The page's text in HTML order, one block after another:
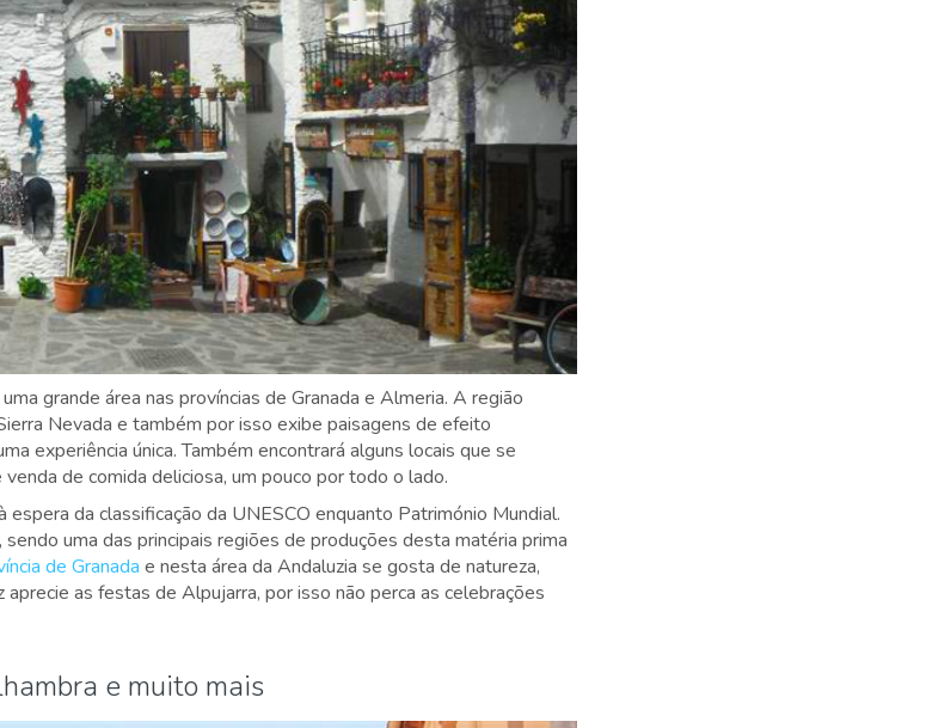
grande área nas províncias de Granada e Almeria. A região
Nevada e também por isso exibe paisagens de efeito
experiência única. Também encontrará alguns locais que se
de comida deliciosa, um pouco por todo o lado.
da classificação da UNESCO enquanto Património Mundial.
uma das principais regiões de produções desta matéria prima
de Granada e nesta área da Andaluzia se gosta de natureza,
as festas de Alpujarra, por isso não perca as celebrações
e muito mais